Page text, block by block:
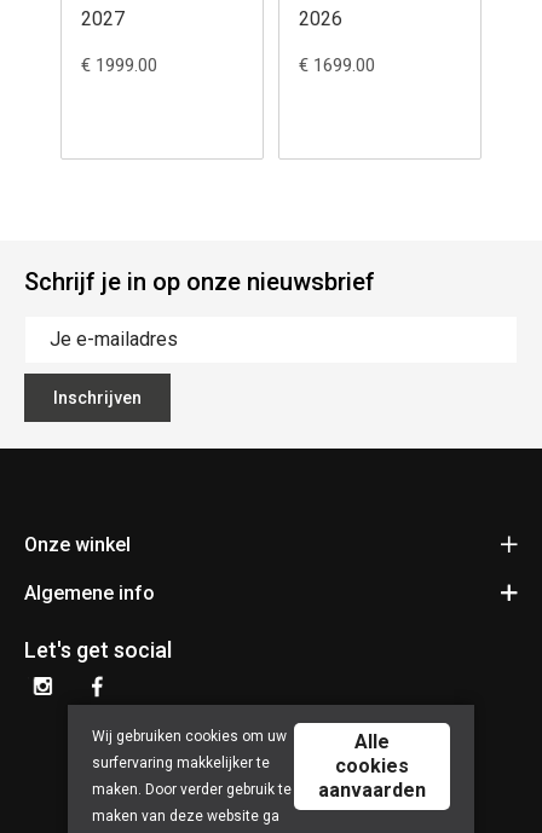
2027
€ 1999.00
2026
€ 1699.00
Schrijf je in op onze nieuwsbrief
Inschrijven
Onze winkel
Fietsen Pauwels
3920 Lommel
Bereken je route
+32 11 34 55 24
BE 0740.690.713
Algemene info
Contact
Algemene voorwaarden
Let's get social
Wij gebruiken cookies om uw
surfervaring makkelijker te
maken. Door verder gebruik te
maken van deze website ga
Alle
cookies
aanvaarden